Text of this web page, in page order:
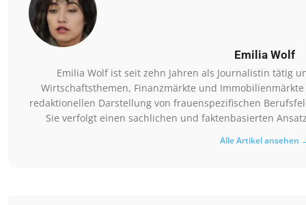
Emilia Wolf
Emilia Wolf ist seit zehn Jahren als Journalistin tätig
Wirtschaftsthemen, Finanzmärkte und
redaktionellen Darstellung von frauenspezifischen
Sie verfolgt einen sachlichen und faktenbasierten
Alle Artikel ansehen